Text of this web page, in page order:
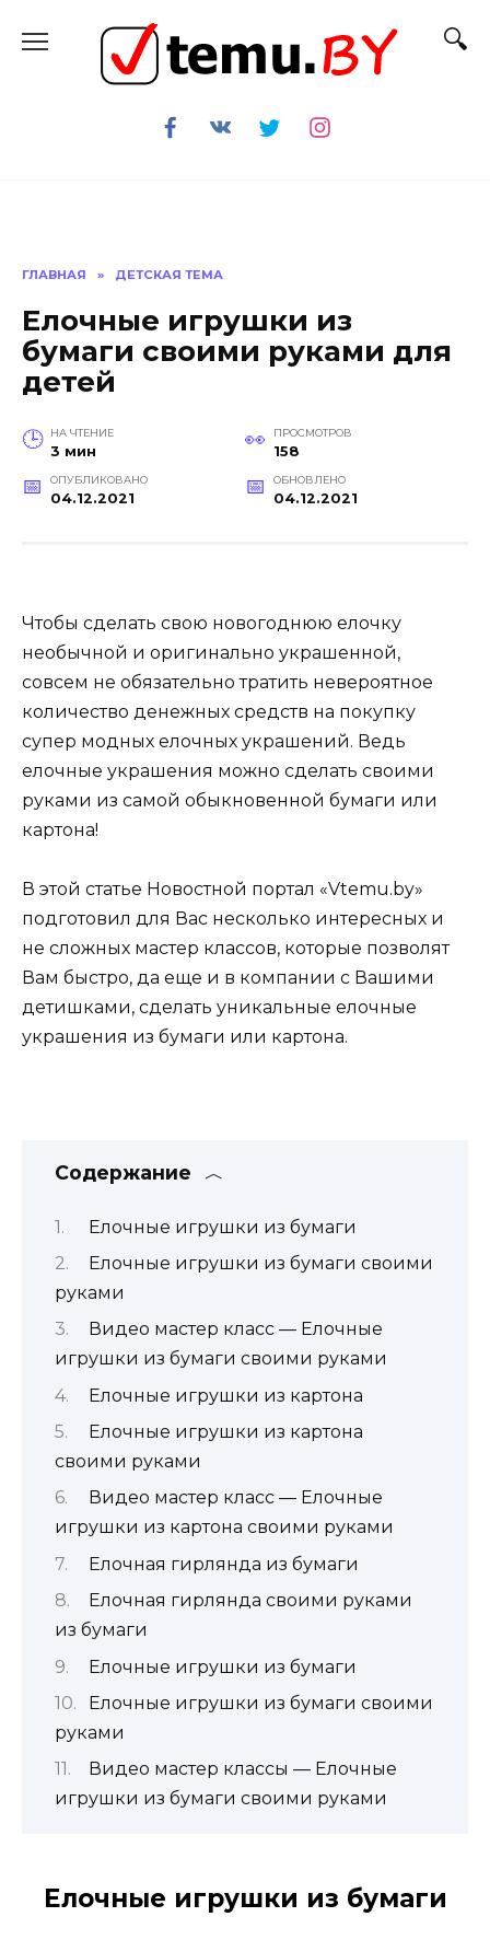
содержанию
ГЛАВНАЯ » ДЕТСКАЯ ТЕМА
Елочные игрушки из
бумаги своими руками для
детей
НА ЧТЕНИЕ
3 мин
ПРОСМОТРОВ
158
ОПУБЛИКОВАНО
04.12.2021
ОБНОВЛЕНО
04.12.2021
Чтобы сделать свою новогоднюю елочку
необычной и оригинально украшенной,
совсем не обязательно тратить невероятное
количество денежных средств на покупку
супер модных елочных украшений. Ведь
елочные украшения можно сделать своими
руками из самой обыкновенной бумаги или
картона!
В этой статье Новостной портал «Vtemu.by»
подготовил для Вас несколько интересных и
не сложных мастер классов, которые позволят
Вам быстро, да еще и в компании с Вашими
детишками, сделать уникальные елочные
украшения из бумаги или картона.
Содержание
Елочные игрушки из бумаги
Елочные игрушки из бумаги своими
руками
Видео мастер класс — Елочные
игрушки из бумаги своими руками
Елочные игрушки из картона
Елочные игрушки из картона
своими руками
Видео мастер класс — Елочные
игрушки из картона своими руками
Елочная гирлянда из бумаги
Елочная гирлянда своими руками
из бумаги
Елочные игрушки из бумаги
Елочные игрушки из бумаги своими
руками
Видео мастер классы — Елочные
игрушки из бумаги своими руками
Елочные игрушки из бумаги